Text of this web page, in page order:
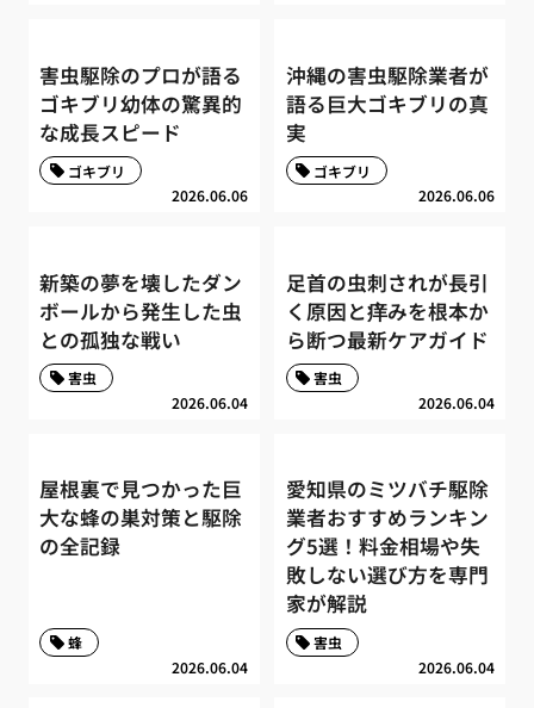
害虫駆除のプロが語る
ゴキブリ幼体の驚異的
な成長スピード
2026.06.06
ゴキブリ
沖縄の害虫駆除業者が
語る巨大ゴキブリの真
実
2026.06.06
ゴキブリ
新築の夢を壊したダン
ボールから発生した虫
との孤独な戦い
2026.06.04
害虫
足首の虫刺されが長引
く原因と痒みを根本か
ら断つ最新ケアガイド
2026.06.04
害虫
屋根裏で見つかった巨
大な蜂の巣対策と駆除
の全記録
2026.06.04
蜂
愛知県のミツバチ駆除
業者おすすめランキン
グ5選！料金相場や失
敗しない選び方を専門
家が解説
2026.06.04
害虫